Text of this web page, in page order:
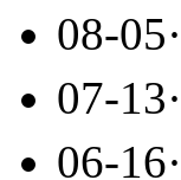
08-05·
07-13·
06-16·